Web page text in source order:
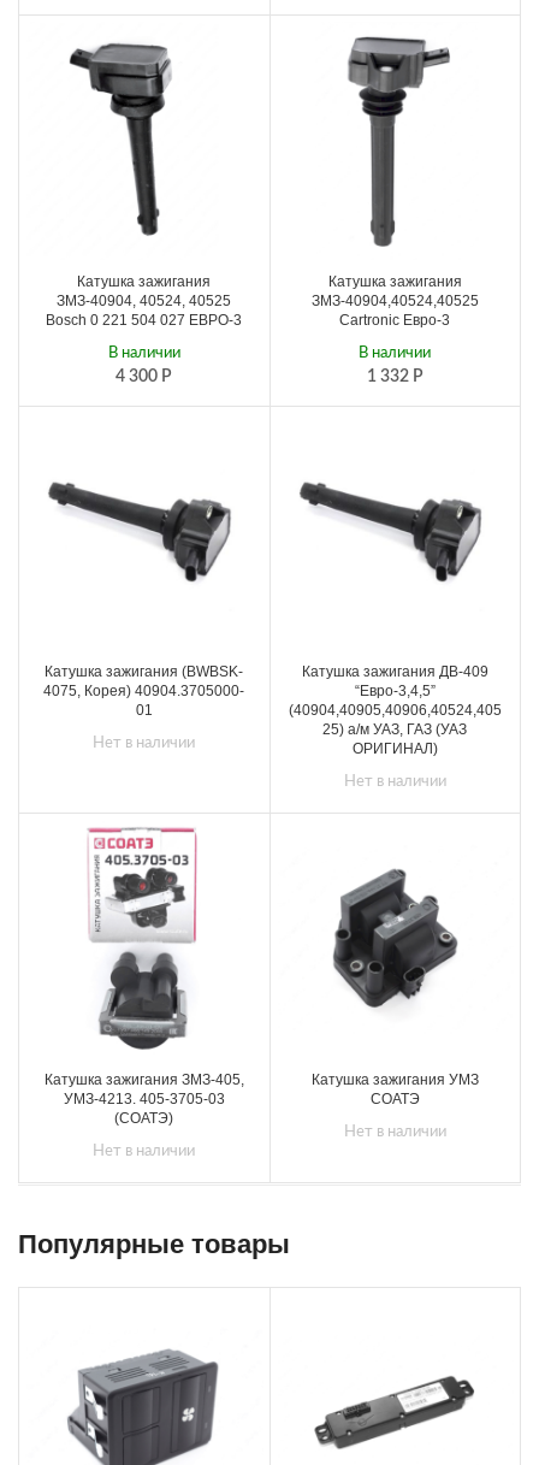
Катушка зажигания
ЗМЗ-40904, 40524, 40525
Bosch 0 221 504 027 ЕВРО-3
4 300 Р
В наличии
Катушка зажигания
ЗМЗ-40904,40524,40525
Cartronic Евро-3
1 332 Р
В наличии
Катушка зажигания (BWBSK-
4075, Корея) 40904.3705000-
01
Нет в наличии
Катушка зажигания ДВ-409
“Евро-3,4,5”
(40904,40905,40906,40524,405
25) а/м УАЗ, ГАЗ (УАЗ
ОРИГИНАЛ)
Нет в наличии
Катушка зажигания ЗМЗ-405,
УМЗ-4213. 405-3705-03
(СОАТЭ)
Нет в наличии
Катушка зажигания УМЗ
СОАТЭ
Нет в наличии
Популярные товары